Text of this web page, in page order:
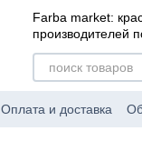
Farba market:
производителей
Оплата и доставка